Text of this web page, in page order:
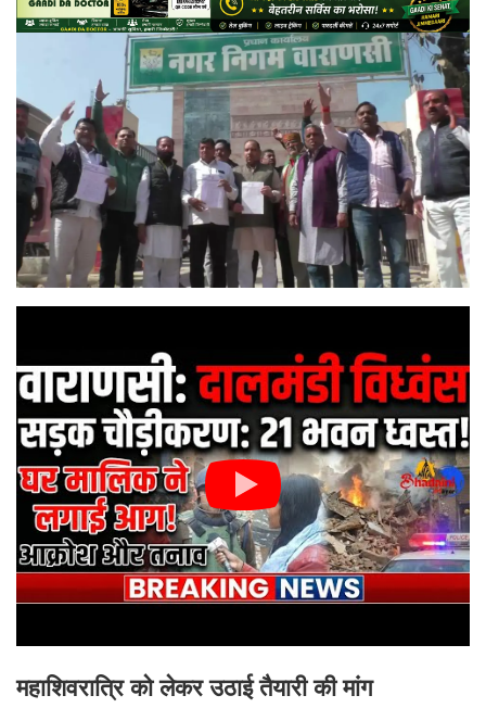
महाशिवरात्रि को लेकर उठाई तैयारी की मांग